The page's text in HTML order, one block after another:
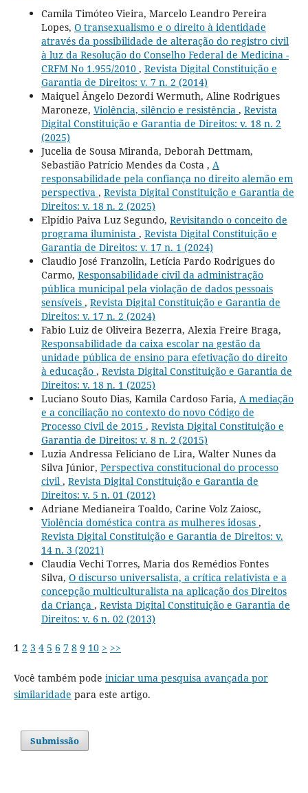
Camila Timóteo Vieira, Marcelo Leandro Pereira
Lopes, O transexualismo e o direito à identidade
através da possibilidade de alteração do registro civil
à luz da Resolução do Conselho Federal de Medicina -
CRFM No 1.955/2010 , Revista Digital Constituição e
Garantia de Direitos: v. 7 n. 2 (2014)
Maiquel Ângelo Dezordi Wermuth, Aline Rodrigues
Maroneze, Violência, silêncio e resistência , Revista
Digital Constituição e Garantia de Direitos: v. 18 n. 2
(2025)
Jucelia de Sousa Miranda, Deborah Dettmam,
Sebastião Patrício Mendes da Costa , A
responsabilidade pela confiança no direito alemão em
perspectiva , Revista Digital Constituição e Garantia de
Direitos: v. 18 n. 2 (2025)
Elpídio Paiva Luz Segundo, Revisitando o conceito de
programa iluminista , Revista Digital Constituição e
Garantia de Direitos: v. 17 n. 1 (2024)
Claudio José Franzolin, Letícia Pardo Rodrigues do
Carmo, Responsabilidade civil da administração
pública municipal pela violação de dados pessoais
sensíveis , Revista Digital Constituição e Garantia de
Direitos: v. 17 n. 2 (2024)
Fabio Luiz de Oliveira Bezerra, Alexia Freire Braga,
Responsabilidade da caixa escolar na gestão da
unidade pública de ensino para efetivação do direito
à educação , Revista Digital Constituição e Garantia de
Direitos: v. 18 n. 1 (2025)
Luciano Souto Dias, Kamila Cardoso Faria, A mediação
e a conciliação no contexto do novo Código de
Processo Civil de 2015 , Revista Digital Constituição e
Garantia de Direitos: v. 8 n. 2 (2015)
Luzia Andressa Feliciano de Lira, Walter Nunes da
Silva Júnior, Perspectiva constitucional do processo
civil , Revista Digital Constituição e Garantia de
Direitos: v. 5 n. 01 (2012)
Adriane Medianeira Toaldo, Carine Volz Zaiosc,
Violência doméstica contra as mulheres idosas ,
Revista Digital Constituição e Garantia de Direitos: v.
14 n. 3 (2021)
Claudia Vechi Torres, Maria dos Remédios Fontes
Silva, O discurso universalista, a crítica relativista e a
concepção multiculturalista na aplicação dos Direitos
da Criança , Revista Digital Constituição e Garantia de
Direitos: v. 6 n. 02 (2013)
1 2 3 4 5 6 7 8 9 10 > >>
Você também pode iniciar uma pesquisa avançada por
similaridade para este artigo.
Submissão